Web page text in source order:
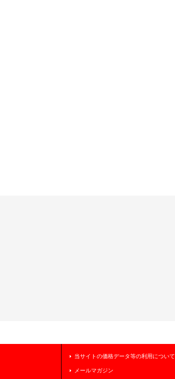
当サイトの価格データ等の利用について
メールマガジン